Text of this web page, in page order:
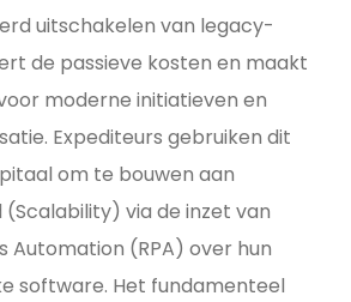
uitschakelen van legacy-
de passieve kosten en maakt
moderne initiatieven en
Expediteurs gebruiken dit
om te bouwen aan
via de inzet van
Automation (RPA) over hun
software. Het fundamenteel